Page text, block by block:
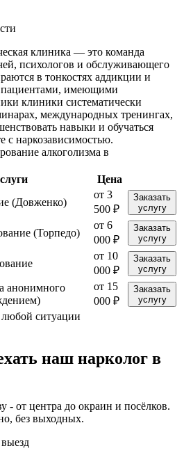
клиника — это команда
психологов и обслуживающего
в тонкостях аддикции и
пациентами, имеющими
клиники систематически
международных тренингах,
навыки и обучаться
с наркозависимостью.
алкоголизма в
Цена
(Довженко)
от 3
500 ₽
Заказать
услугу
(Торпедо)
от 6
000 ₽
Заказать
услугу
от 10
000 ₽
Заказать
услугу
анонимного
от 15
000 ₽
Заказать
услугу
ситуации
наш нарколог в
- от центра до окраин и посёлков.
без выходных.